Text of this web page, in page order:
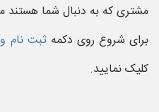
مشتری که به دنبال شما هستند
برای شروع روی دکمهثبت نام
کلیک نمایید.